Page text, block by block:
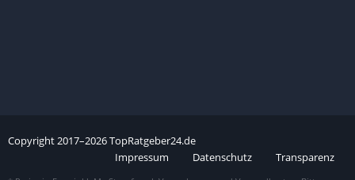
Copyright2017–2026TopRatgeber24.de
Impressum
Datenschutz Transparenz